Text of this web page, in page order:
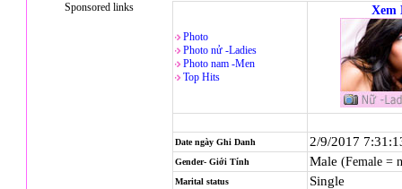
Sponsored links
Photo
Photo nử -Ladies
Photo nam -Men
Top Hits
Xem
Date ngày Ghi Danh 2/9/2017
Gender- Giới Tính Male (Female =
Marital status Single